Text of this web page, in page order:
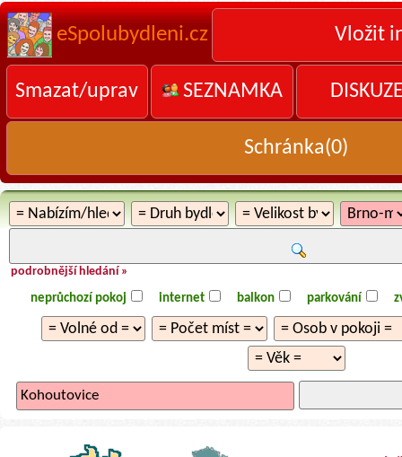
eSpolubydleni.cz Vložit
Smazat/uprav SEZNAMKA
Schránka(0)
podrobnější hledání »
neprůchozí pokoj internet balkon parkování